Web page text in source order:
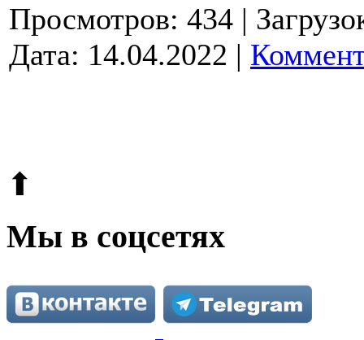
Просмотров: 434 |
Дата: 14.04.2022 |
⬆
Мы в соцсетях